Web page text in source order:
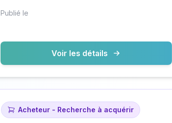
Publié le
Voir les détails
Acheteur - Recherche à acquérir